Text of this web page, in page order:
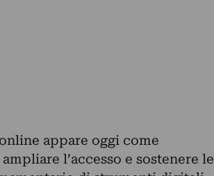
appare oggi come
l’accesso e sostenere le